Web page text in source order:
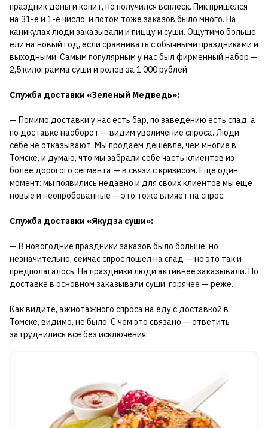
праздник деньги копит, но получился всплеск. Пик пришелся
на 31-е и 1-е число, и потом тоже заказов было много. На
каникулах люди заказывали и пиццу и суши. Ощутимо больше
ели на новый год, если сравнивать с обычными праздниками и
выходными. Самым популярным у нас был фирменный набор —
2,5 килограмма суши и ролов за 1 000 рублей.
Служба доставки «Зеленый Медведь»:
— Помимо доставки у нас есть бар, по заведению есть спад, а
по доставке наоборот — видим увеличение спроса. Люди
себе не отказывают. Мы продаем дешевле, чем многие в
Томске, и думаю, что мы забрали себе часть клиентов из
более дорогого сегмента — в связи с кризисом. Еще один
момент: мы появились недавно и для своих клиентов мы еще
новые и неопробованные — это тоже влияет на спрос.
Служба доставки «Якудза суши»:
— В новогодние праздники заказов было больше, но
незначительно, сейчас спрос пошел на спад — но это так и
предполагалось. На праздники люди активнее заказывали. По
доставке в основном заказывали суши, горячее — реже.
Как видите, ажиотажного спроса на еду с доставкой в
Томске, видимо, не было. С чем это связано — ответить
затруднились все без исключения.